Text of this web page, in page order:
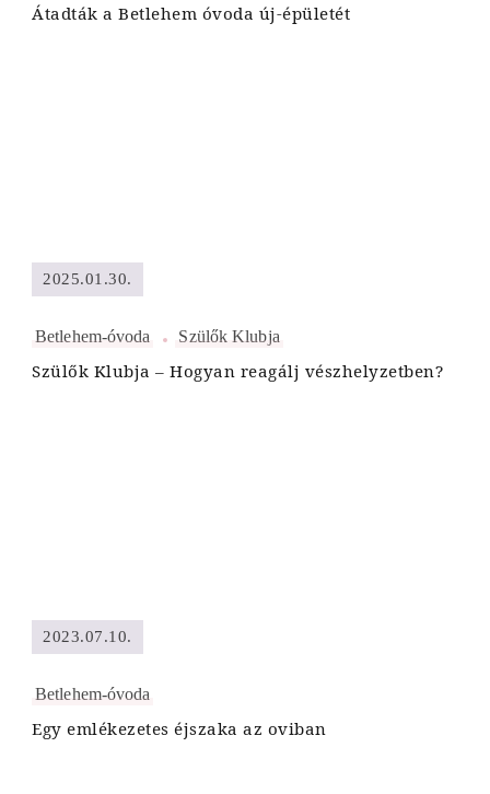
Átadták a Betlehem óvoda új-épületét
Betlehem-óvoda Szülők Klubja
Szülők Klubja – Hogyan reagálj vészhelyzetben?
2025.01.30.
Betlehem-óvoda
Egy emlékezetes éjszaka az oviban
2023.07.10.